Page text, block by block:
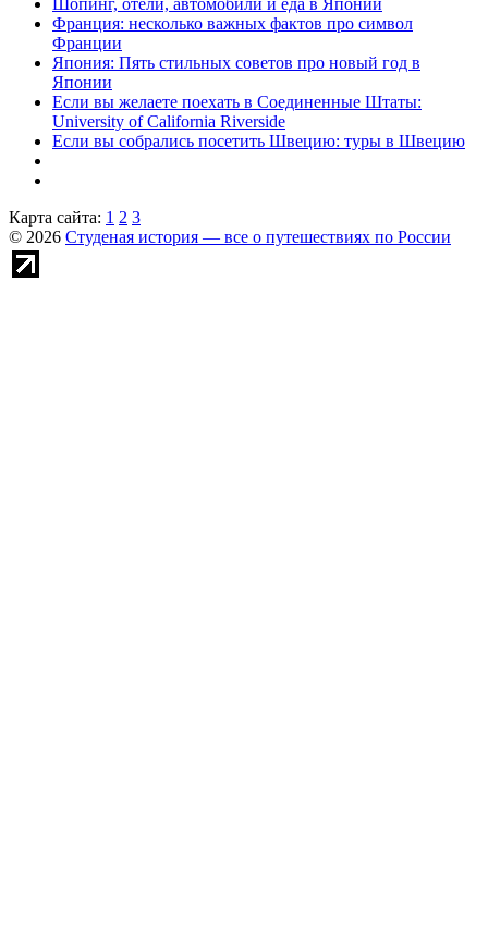
Шопинг, отели, автомобили и еда в Японии
Франция: несколько важных фактов про символ
Франции
Япония: Пять стильных советов про новый год в
Японии
Если вы желаете поехать в Соединенные Штаты:
University of California Riverside
Если вы собрались посетить Швецию: туры в Швецию
Карта сайта: 1 2 3
© 2026 Студеная история — все о путешествиях по России